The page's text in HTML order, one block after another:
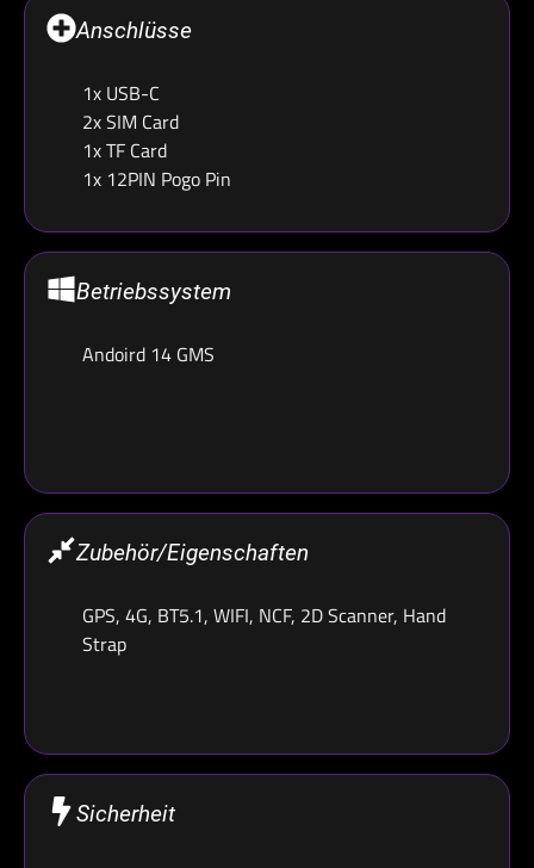
Anschlüsse
1x USB-C
2x SIM Card
1x TF Card
1x 12PIN Pogo Pin
Betriebssystem
Andoird 14 GMS
Zubehör/Eigenschaften
GPS, 4G, BT5.1, WIFI, NCF, 2D Scanner, Hand
Strap
Sicherheit